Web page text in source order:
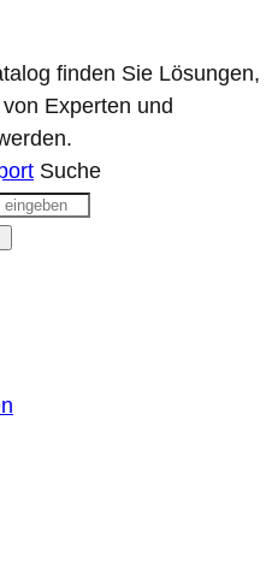
finden Sie Lösungen,
Experten und
Suche